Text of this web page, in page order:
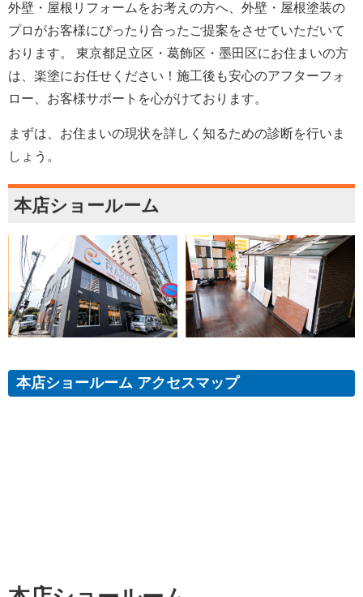
外壁・屋根リフォームをお考えの方へ、外壁・屋根塗装の
プロがお客様にぴったり合ったご提案をさせていただいて
おります。 東京都足立区・葛飾区・墨田区にお住まいの方
は、楽塗にお任せください！施工後も安心のアフターフォ
ロー、お客様サポートを心がけております。
まずは、お住まいの現状を詳しく知るための診断を行いま
しょう。
本店ショールーム
本店ショールーム アクセスマップ